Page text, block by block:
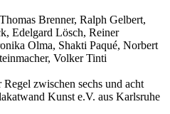
Brenner, Ralph Gelbert,
Edelgard Lösch, Reiner
Olma, Shakti Paqué, Norbert
Volker Tinti
zwischen sechs und acht
Kunst e.V. aus Karlsruhe